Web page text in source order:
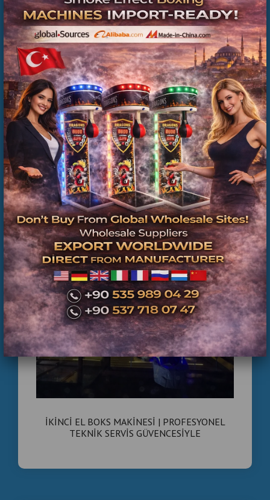
Boks Makinesi Dış Topu Fiyatları
İKİNCİ EL BOKS MAKİNESİ | PROFESYONEL
TEKNİK SERVİS GÜVENCESİYLE